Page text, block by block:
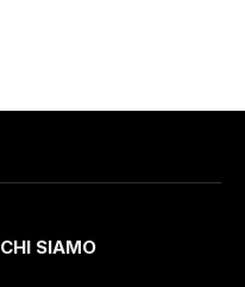
CHI SIAMO